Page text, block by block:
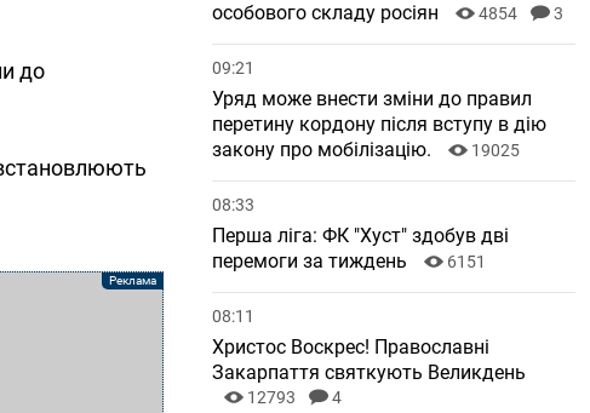
до
особового складу росіян
4854 3
09:21
Уряд може внести зміни до правил
перетину кордону після вступу в дію
закону про мобілізацію.
19025
08:33
Перша ліга: ФК "Хуст" здобув дві
перемоги за тиждень
6151
08:11
Христос Воскрес! Православні
Закарпаття святкують Великдень
12793 4